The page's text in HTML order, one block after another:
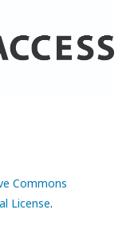
Commons
License.